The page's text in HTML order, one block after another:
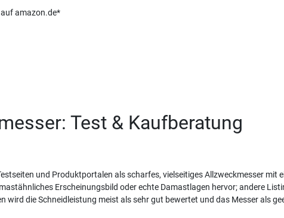
amazon.de*
Test & Kaufberatung
und Produktportalen als scharfes, vielseitiges Allzweckmesser mit
Erscheinungsbild oder echte Damastlagen hervor; andere
die Schneidleistung meist als sehr gut bewertet und das Messer als